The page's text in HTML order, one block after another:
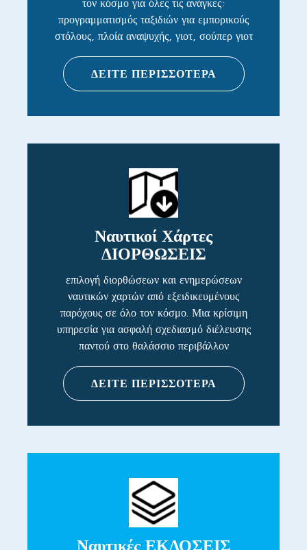
τον κόσμο για όλες τις ανάγκες:
προγραμματισμός ταξιδιών για εμπορικούς
στόλους, πλοία αναψυχής, γιοτ, σούπερ γιοτ
ΔΕΙΤΕ ΠΕΡΙΣΣΟΤΕΡΑ
Ναυτικοί Χάρτες
ΔΙΟΡΘΩΣΕΙΣ
επιλογή διορθώσεων και ενημερώσεων
ναυτικών χαρτών από εξειδικευμένους
παρόχους σε όλο τον κόσμο. Μια κρίσιμη
υπηρεσία για ασφαλή σχεδιασμό διέλευσης
παντού στο θαλάσσιο περιβάλλον
ΔΕΙΤΕ ΠΕΡΙΣΣΟΤΕΡΑ
Ναυτικές ΕΚΔΟΣΕΙΣ